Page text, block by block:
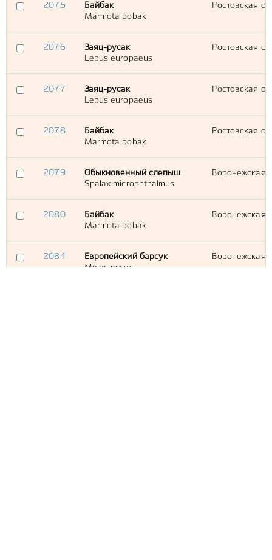
2075
Байбак
Marmota bobak
Ростовская
2076
Заяц-русак
Lepus europaeus
Ростовская
2077
Заяц-русак
Lepus europaeus
Ростовская
2078
Байбак
Marmota bobak
Ростовская
2079
Обыкновенный слепыш
Spalax microphthalmus
Воронежская
2080
Байбак
Marmota bobak
Воронежская
2081
Европейский барсук
Meles meles
Воронежская